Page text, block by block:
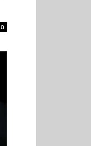
0